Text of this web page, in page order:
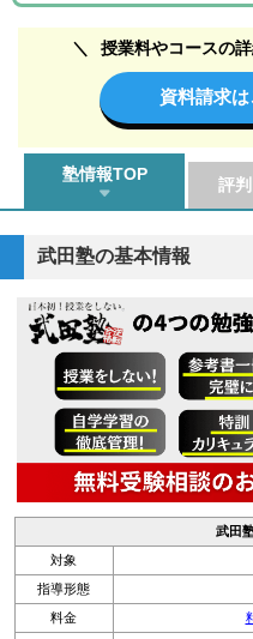
授業料やコースの
資料請求
塾情報TOP
評
武田塾の基本情報
武田
対象
指導形態
料金